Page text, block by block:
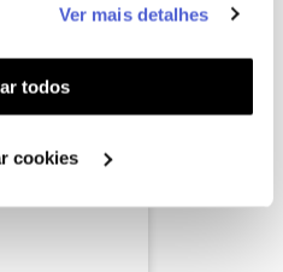
personalização e
aos seus interesses
Pode gerir a
em "Configurar
Ver mais detalhes
todos
cookies
julho